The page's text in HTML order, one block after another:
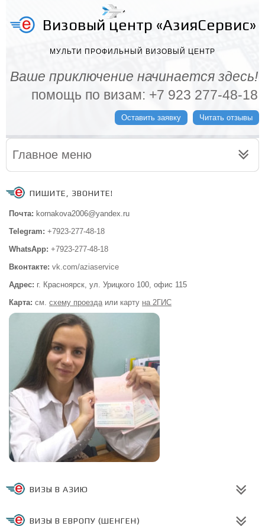
Визовый центр «АзияСервис»
МУЛЬТИ ПРОФИЛЬНЫЙ ВИЗОВЫЙ ЦЕНТР
Ваше приключение начинается здесь!
помощь по визам: +7 923 277-48-18
Оставить заявку Читать отзывы
Главное меню
ПИШИТЕ, ЗВОНИТЕ!
Почта: kornakova2006@yandex.ru
Telegram: +7923-277-48-18
WhatsApp: +7923-277-48-18
Вконтакте: vk.com/aziaservice
Адрес: г. Красноярск, ул. Урицкого 100, офис 115
Карта: см. схему проездаили карту на 2ГИС
ВИЗЫ В АЗИЮ
ВИЗЫ В ЕВРОПУ (ШЕНГЕН)